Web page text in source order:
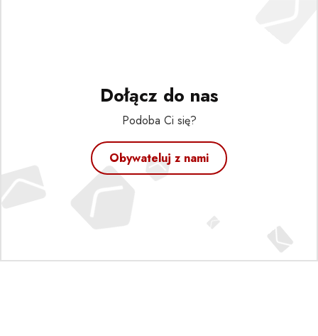
Dołącz do nas
Podoba Ci się?
Obywateluj z nami